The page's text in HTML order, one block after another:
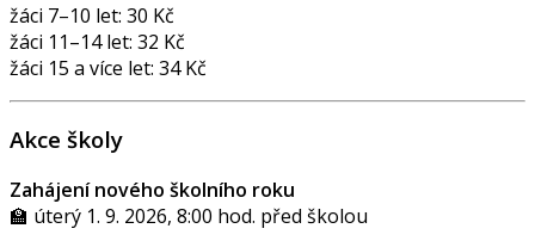
žáci 7–10 let: 30 Kč
žáci 11–14 let: 32 Kč
žáci 15 a více let: 34 Kč
Akce školy
Zahájení nového školního roku
🏫 úterý 1. 9. 2026, 8:00 hod. před školou